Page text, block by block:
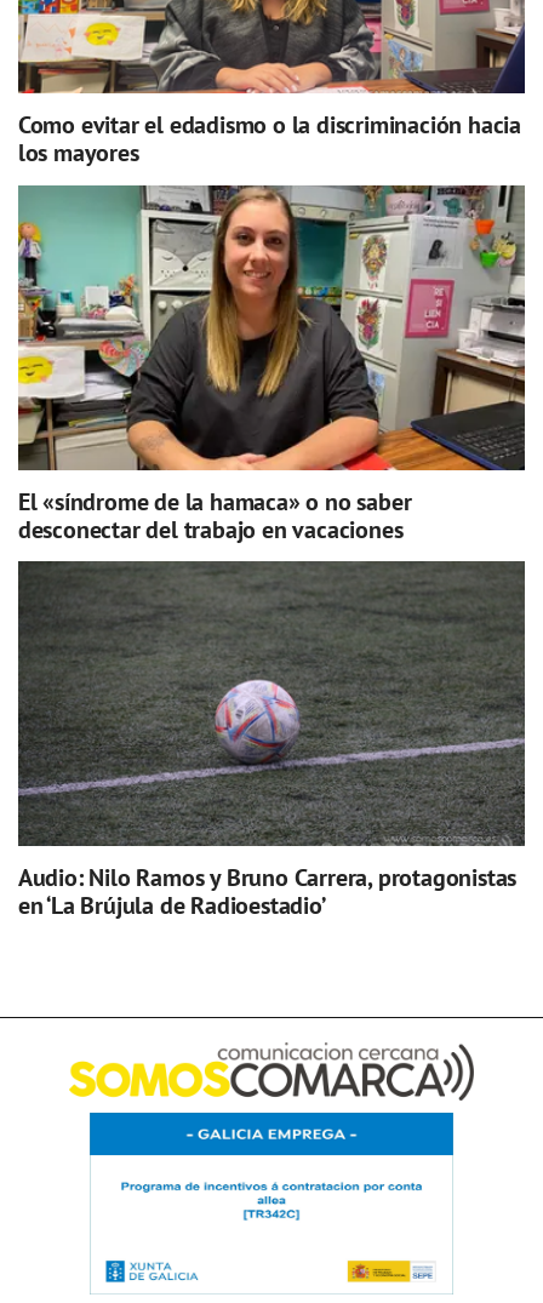
Como evitar el edadismo o la discriminación hacia
los mayores
El «síndrome de la hamaca» o no saber
desconectar del trabajo en vacaciones
Audio: Nilo Ramos y Bruno Carrera, protagonistas
en ‘La Brújula de Radioestadio’